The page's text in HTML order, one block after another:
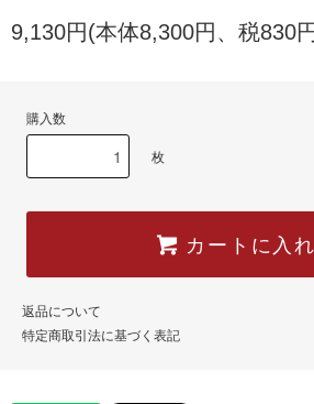
9,130円(本体8,300円、税830
購入数
枚
カートに入
返品について
特定商取引法に基づく表記